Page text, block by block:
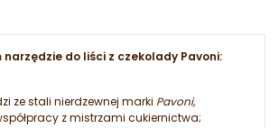
narzędzie do liści z czekolady Pavoni:
ze stali nierdzewnej marki Pavoni,
z mistrzami cukiernictwa;